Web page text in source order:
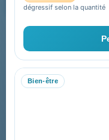
dégressif selon la quantité
Bien-être
Vous pouvez vous
cela nos informations de
site.
Collectivités &
Devis, mandat